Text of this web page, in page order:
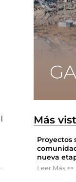
Más
Proyectos
nueva
Leer Más >>